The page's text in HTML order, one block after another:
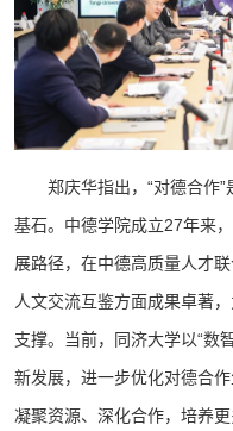
郑庆华指出，“对德合作
基石。中德学院成立27年来
展路径，在中德高质量人才
人文交流互鉴方面成果卓著
支撑。当前，同济大学以“数
新发展，进一步优化对德合
凝聚资源、深化合作，培养